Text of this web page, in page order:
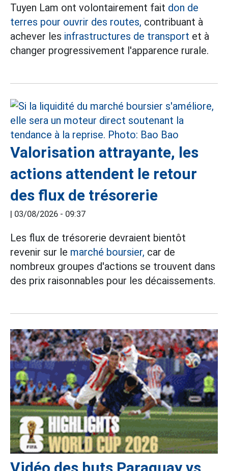
Tuyen Lam ont volontairement fait don de
terres pour ouvrir des routes, contribuant à
achever les infrastructures de transport et à
changer progressivement l'apparence rurale.
Valorisation attrayante, les
actions attendent le retour
des flux de trésorerie
| 03/08/2026 - 09:37
Les flux de trésorerie devraient bientôt
revenir sur le marché boursier, car de
nombreux groupes d'actions se trouvent dans
des prix raisonnables pour les décaissements.